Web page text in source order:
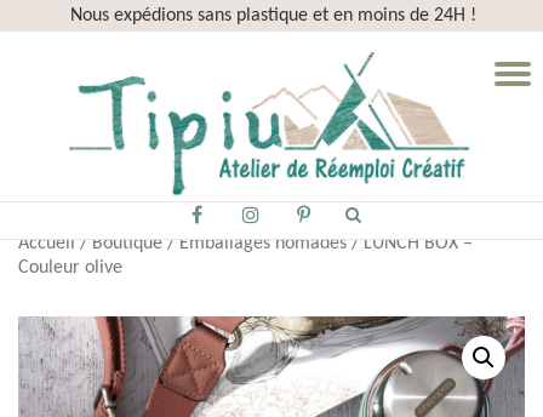
Nous expédions sans plastique et en moins de 24H !
fa-
facebook
fa-
instagram
fa-
pinterest-
Accueil/Boutique/Emballages nomades/ LUNCH BOX –
Couleur olive